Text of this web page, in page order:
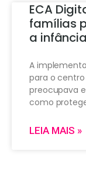
ECA
famílias
a
A
para o
preocupava
como
LEIA MAIS »